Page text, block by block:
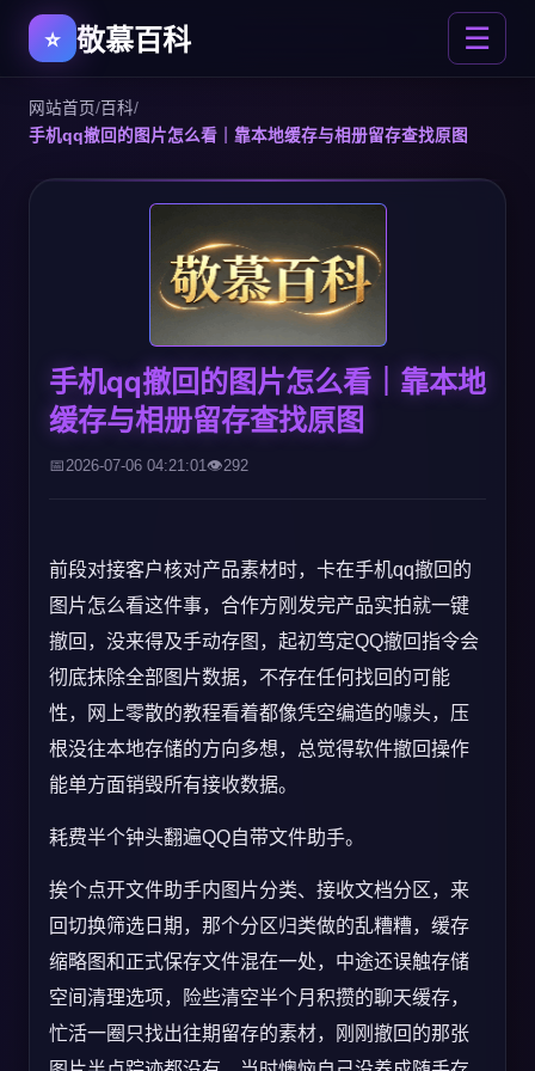
敬慕百科 ☰
网站首页/百科/
手机qq撤回的图片怎么看｜靠本地缓存与相册留存查找原图
手机qq撤回的图片怎么看｜靠本地
缓存与相册留存查找原图
2026-07-06 04:21:01 292
前段对接客户核对产品素材时，卡在手机qq撤回的
图片怎么看这件事，合作方刚发完产品实拍就一键
撤回，没来得及手动存图，起初笃定QQ撤回指令会
彻底抹除全部图片数据，不存在任何找回的可能
性，网上零散的教程看着都像凭空编造的噱头，压
根没往本地存储的方向多想，总觉得软件撤回操作
能单方面销毁所有接收数据。
耗费半个钟头翻遍QQ自带文件助手。
挨个点开文件助手内图片分类、接收文档分区，来
回切换筛选日期，那个分区归类做的乱糟糟，缓存
缩略图和正式保存文件混在一处，中途还误触存储
空间清理选项，险些清空半个月积攒的聊天缓存，
忙活一圈只找出往期留存的素材，刚刚撤回的那张